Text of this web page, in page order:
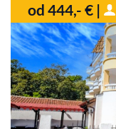
od 444,- € |